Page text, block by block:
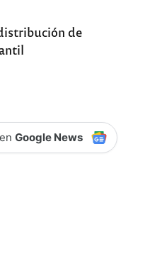
de
enGoogle News